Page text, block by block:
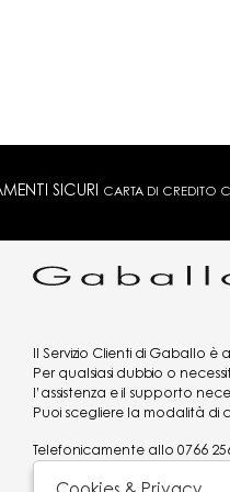
SICURI CARTA DI CREDITO
Il Servizio Clienti di Gaballo è
Per qualsiasi dubbio o
l’assistenza e il supporto
Puoi scegliere la modalità di
Telefonicamente allo 0766